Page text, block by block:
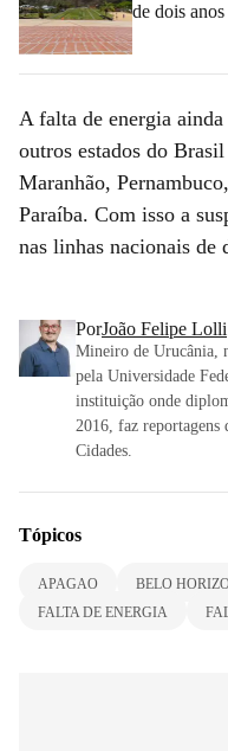
de dois
A falta de energia
outros estados do
Maranhão,
Paraíba. Com isso a
nas linhas nacionais de
PorJoão Felipe Lolli
Mineiro de Urucânia,
pela Universidade
instituição onde
2016, faz reportagens
Cidades.
Tópicos
APAGAO BELO
FALTA DE ENERGIA